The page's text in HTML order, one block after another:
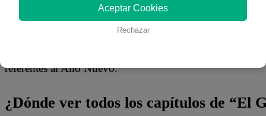
Este viernes 29 de diciembre, “El Gran Chef Famosos:
regresa a la conducción. En esta ocasión tendremos a
referentes al Año Nuevo.
¿Dónde ver todos los capítulos de “El
Aceptar Cookies
Rechazar